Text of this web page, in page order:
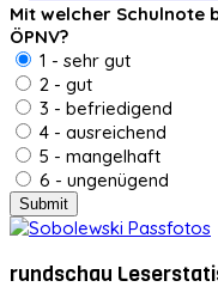
Mit welcher Schulnote
ÖPNV?
1 - sehr gut
2 - gut
3 - befriedigend
4 - ausreichend
5 - mangelhaft
6 - ungenügend
rundschau